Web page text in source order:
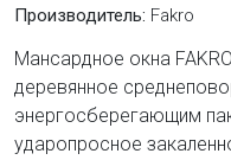
Производитель: Fakro
Мансардное окна
деревянное
энергосберегающим
ударопросное